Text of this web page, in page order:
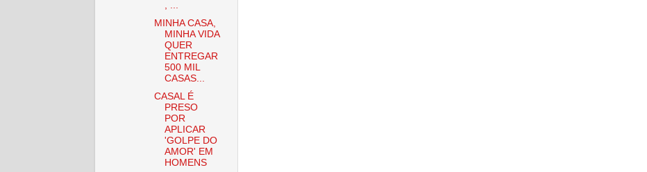
MINHA CASA,
MINHA VIDA
QUER
ENTREGAR
500 MIL
CASAS...
CASAL É
PRESO
POR
APLICAR
'GOLPE DO
AMOR' EM
HOMENS